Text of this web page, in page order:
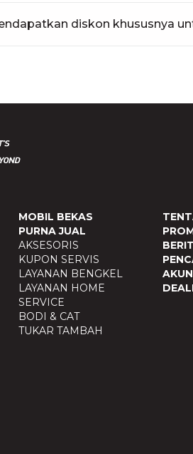
diskon khususnya
MOBIL BEKAS
PURNA JUAL
AKSESORIS
KUPON SERVIS
LAYANAN BENGKEL
LAYANAN HOME
SERVICE
BODI & CAT
TUKAR TAMBAH